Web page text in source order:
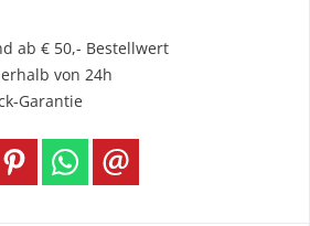
ab € 50,- Bestellwert
von 24h
Garantie